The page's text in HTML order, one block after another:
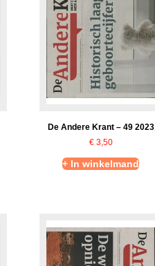
De Andere Krant – 49 2023
€3,50
+ In winkelmand